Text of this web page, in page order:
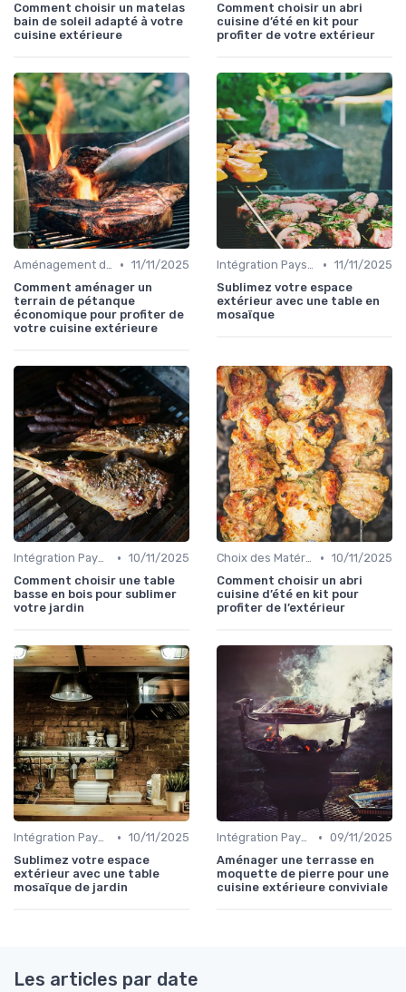
Comment choisir un matelas
bain de soleil adapté à votre
cuisine extérieure
Comment choisir un abri
cuisine d’été en kit pour
profiter de votre extérieur
Aménagement d'Espaces de Cuisson • 11/11/2025
Comment aménager un
terrain de pétanque
économique pour profiter de
votre cuisine extérieure
Intégration Paysagère et Décoration • 11/11/2025
Sublimez votre espace
extérieur avec une table en
mosaïque
Intégration Paysagère et Décoration • 10/11/2025
Comment choisir une table
basse en bois pour sublimer
votre jardin
Choix des Matériaux et du Design • 10/11/2025
Comment choisir un abri
cuisine d’été en kit pour
profiter de l’extérieur
Intégration Paysagère et Décoration • 10/11/2025
Sublimez votre espace
extérieur avec une table
mosaïque de jardin
Intégration Paysagère et Décoration • 09/11/2025
Aménager une terrasse en
moquette de pierre pour une
cuisine extérieure conviviale
Les articles par date